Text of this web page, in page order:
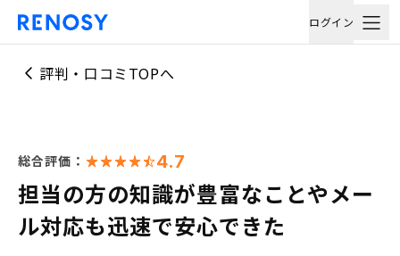
ログイン
評判・口コミTOPへ
総合評価： 4.7
担当の方の知識が豊富なことやメー
ル対応も迅速で安心できた